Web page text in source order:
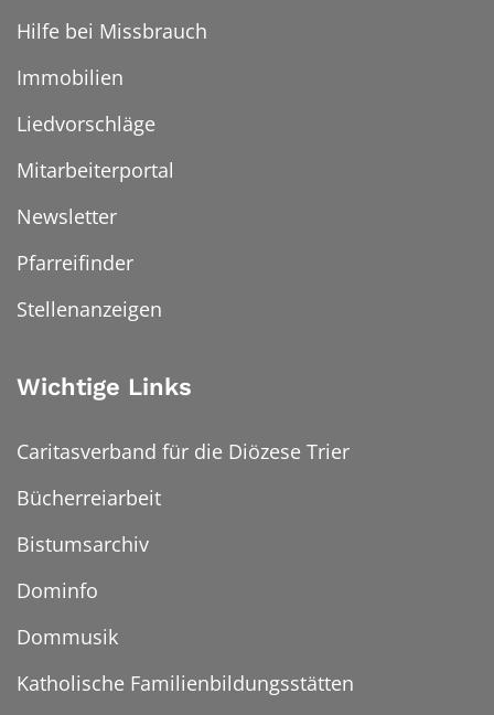
Hilfe bei Missbrauch
Immobilien
Liedvorschläge
Mitarbeiterportal
Newsletter
Pfarreifinder
Stellenanzeigen
Wichtige Links
Caritasverband für die Diözese Trier
Bücherreiarbeit
Bistumsarchiv
Dominfo
Dommusik
Katholische Familienbildungsstätten